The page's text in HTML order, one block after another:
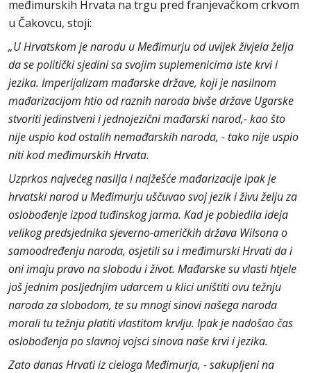
međimurskih Hrvata na trgu pred franjevačkom crkvom
u Čakovcu, stoji:
„U Hrvatskom je narodu u Međimurju od uvijek živjela želja
da se politički sjedini sa svojim suplemenicima iste krvi i
jezika. Imperijalizam mađarske države, koji je nasilnom
mađarizacijom htio od raznih naroda bivše države Ugarske
stvoriti jedinstveni i jednojezični mađarski narod,- kao što
nije uspio kod ostalih nemađarskih naroda, - tako nije uspio
niti kod međimurskih Hrvata.
Uzprkos najvećeg nasilja i najžešće mađarizacije ipak je
hrvatski narod u Međimurju uščuvao svoj jezik i živu želju za
oslobođenje izpod tuđinskog jarma. Kad je pobiedila ideja
velikog predsjednika sjeverno-američkih država Wilsona o
samoodređenju naroda, osjetili su i međimurski Hrvati da i
oni imaju pravo na slobodu i život. Mađarske su vlasti htjele
još jednim posljednjim udarcem u klici uništiti ovu težnju
naroda za slobodom, te su mnogi sinovi našega naroda
morali tu težnju platiti vlastitom krvlju. Ipak je nadošao čas
oslobođenja po slavnoj vojsci sinova naše krvi i jezika.
Zato danas Hrvati iz cieloga Međimurja, - sakupljeni na